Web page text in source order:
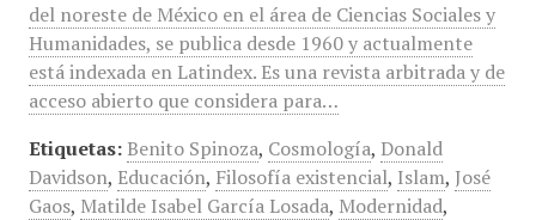
del noreste de México en el área de Ciencias Sociales y
Humanidades, se publica desde 1960 y actualmente
está indexada en Latindex. Es una revista arbitrada y de
acceso abierto que considera para…
Etiquetas: Benito Spinoza, Cosmología, Donald
Davidson, Educación, Filosofía existencial, Islam, José
Gaos, Matilde Isabel García Losada, Modernidad,